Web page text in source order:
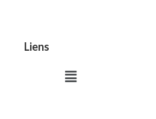
Liens
Menu